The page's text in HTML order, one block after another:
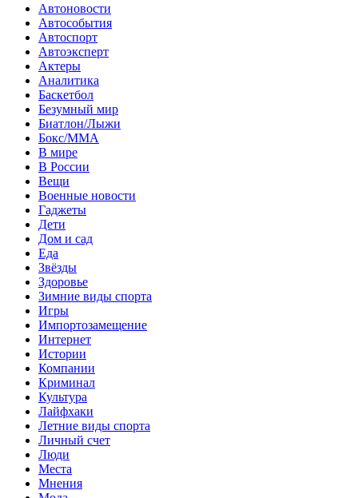
Автоновости
Автособытия
Автоспорт
Автоэксперт
Актеры
Аналитика
Баскетбол
Безумный мир
Биатлон/Лыжи
Бокс/MMA
В мире
В России
Вещи
Военные новости
Гаджеты
Дети
Дом и сад
Еда
Звёзды
Здоровье
Зимние виды спорта
Игры
Импортозамещение
Интернет
Истории
Компании
Криминал
Культура
Лайфхаки
Летние виды спорта
Личный счет
Люди
Места
Мнения